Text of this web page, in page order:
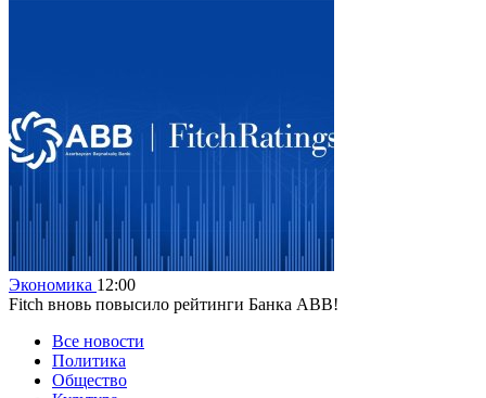
Экономика 12:00
Fitch вновь повысило рейтинги Банка ABB!
Все новости
Политика
Общество